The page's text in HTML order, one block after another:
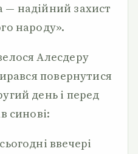
— надійний захист
народу».
Алесдеру
повернутися
день і перед
синові:
ввечері